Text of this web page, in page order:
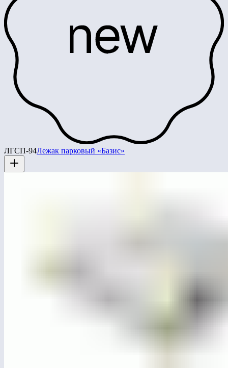
ЛГСП-94Лежак парковый «Базис»